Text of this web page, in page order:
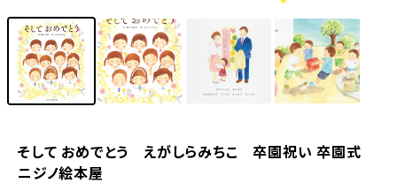
そして おめでとう えがしらみちこ 卒園祝い 卒園式
ニジノ絵本屋